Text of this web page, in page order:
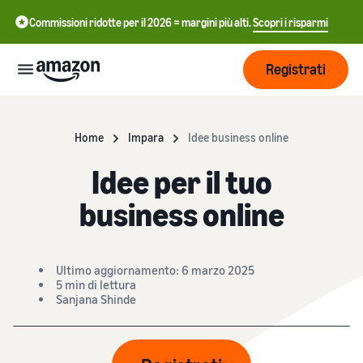
Commissioni ridotte per il 2026 = margini più alti.Scopri i risparmi
Amazon
Introduzione alla
vendita
Come diventare un Partner
di Vendita Amazon
Logistica
Amazon
Esternalizza spedizioni, resi
Raggiungi
più clienti
Prezzi
English
Registrati
Home Impara Idee business online
Idee per il tuo
business online
Ultimo aggiornamento: 6 marzo 2025
5 min di lettura
Sanjana Shinde